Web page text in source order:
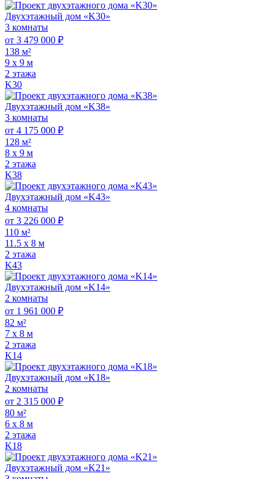
Двухэтажный дом «K30»
3 комнаты
от 3 479 000 ₽
138 м²
9 х 9 м
2 этажа
K30
Двухэтажный дом «K38»
3 комнаты
от 4 175 000 ₽
128 м²
8 х 9 м
2 этажа
K38
Двухэтажный дом «K43»
4 комнаты
от 3 226 000 ₽
110 м²
11.5 х 8 м
2 этажа
K43
Двухэтажный дом «K14»
2 комнаты
от 1 961 000 ₽
82 м²
7 х 8 м
2 этажа
K14
Двухэтажный дом «K18»
2 комнаты
от 2 315 000 ₽
80 м²
6 х 8 м
2 этажа
K18
Двухэтажный дом «K21»